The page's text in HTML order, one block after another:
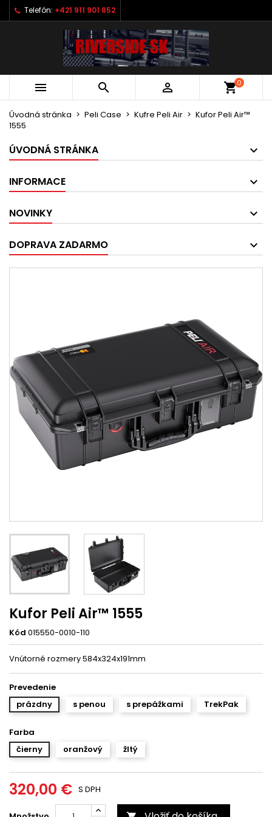
Telefón: +421 911 901 852
   shopping_cart0
Úvodná stránka Peli Case Kufre Peli Air
Kufor Peli Air™
1555
ÚVODNÁ STRÁNKA
INFORMACE
NOVINKY
DOPRAVA ZADARMO
Kufor Peli Air™ 1555
Kód 015550-0010-110
Vnútorné rozmery 584x324x191mm
Prevedenie
prázdny
s penou s prepážkami TrekPak
Farba
čierny
oranžový žltý
320,00 € S DPH